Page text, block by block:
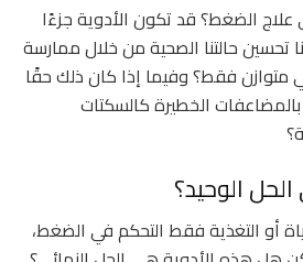
الضغط؟ قد تكون الأدوية جزءًا
تحسين حالتنا الصحية من خلال ممارسة
متوازن فقط؟ وفيما إذا كان ذلك حقًا
بالمضاعفات الخطيرة كالسكتات
أو التغذية فقط التحكم في الضغط،